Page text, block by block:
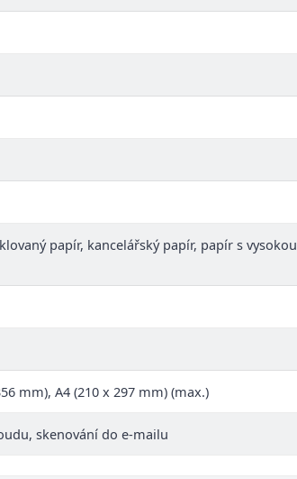
papír, kancelářský papír, papír s vysokou
mm), A4 (210 x 297 mm) (max.)
skenování do e-mailu